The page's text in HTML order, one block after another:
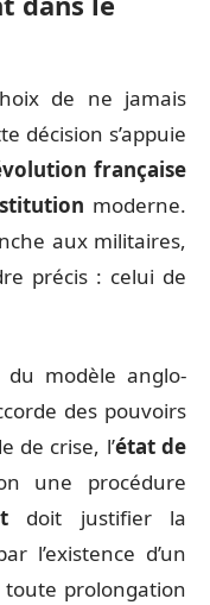
de ne jamais
décision s’appuie
française
moderne.
aux militaires,
précis : celui de
modèle anglo-
des pouvoirs
de crise, l’état de
une procédure
doit justifier la
l’existence d’un
prolongation